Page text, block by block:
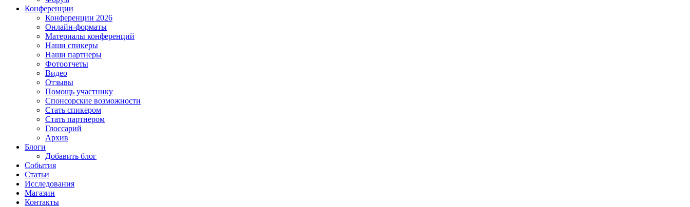
Конференции
Конференции 2026
Онлайн-форматы
Материалы конференций
Наши спикеры
Наши партнеры
Фотоотчеты
Видео
Отзывы
Помощь участнику
Спонсорские возможности
Стать спикером
Стать партнером
Глоссарий
Архив
Блоги
Добавить блог
События
Статьи
Исследования
Магазин
Контакты